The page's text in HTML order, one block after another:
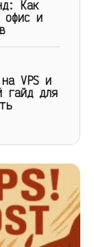
Как
офис и
VPS и
гайд для